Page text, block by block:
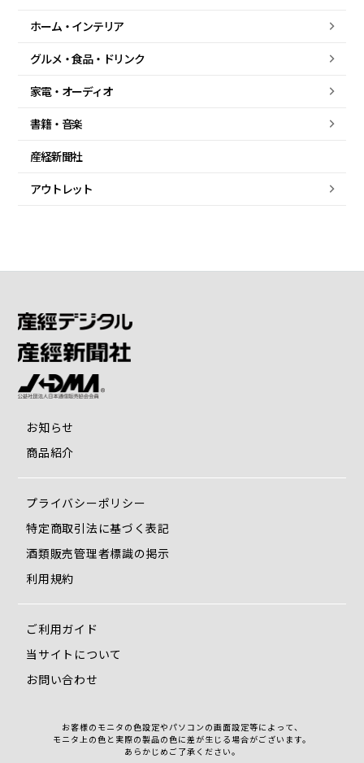
ホーム・ インテリア
グルメ・食品・ ドリンク
家電・ オーディオ
書籍・音楽
産経新聞社
アウトレット
お知らせ
商品紹介
プライバシーポリシー
特定商取引法に基づく表記
酒類販売管理者標識の掲示
利用規約
ご利用ガイド
当サイトについて
お問い合わせ
お客様のモニタの色設定やパソコンの画面設定等によって、
モニタ上の色と実際の製品の色に差が生じる場合がございます。
あらかじめご了承ください。